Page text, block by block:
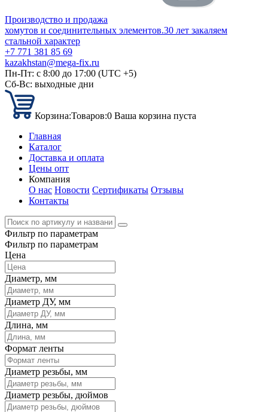
Производство и продажа
хомутов и соединительных элементов.30 лет закаляем
стальной характер
+7 771 381 85 69
kazakhstan@mega-fix.ru
Пн-Пт: с 8:00 до 17:00 (UTC +5)
Сб-Вс: выходные дни
Корзина:Товаров:0 Ваша корзина пуста
Главная
Каталог
Доставка и оплата
Цены опт
Компания
О нас Новости Сертификаты Отзывы
Контакты
Фильтр по параметрам
Фильтр по параметрам
Цена
Диаметр, мм
Диаметр ДУ, мм
Длина, мм
Формат ленты
Диаметр резьбы, мм
Диаметр резьбы, дюймов